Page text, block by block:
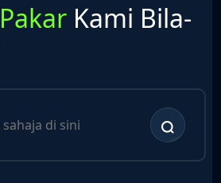
Pakar Kami Bila-